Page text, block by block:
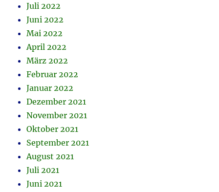
Juli 2022
Juni 2022
Mai 2022
April 2022
März 2022
Februar 2022
Januar 2022
Dezember 2021
November 2021
Oktober 2021
September 2021
August 2021
Juli 2021
Juni 2021